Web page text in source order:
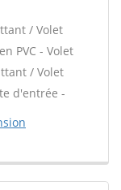
/ Volet
PVC - Volet
/ Volet
d'entrée -